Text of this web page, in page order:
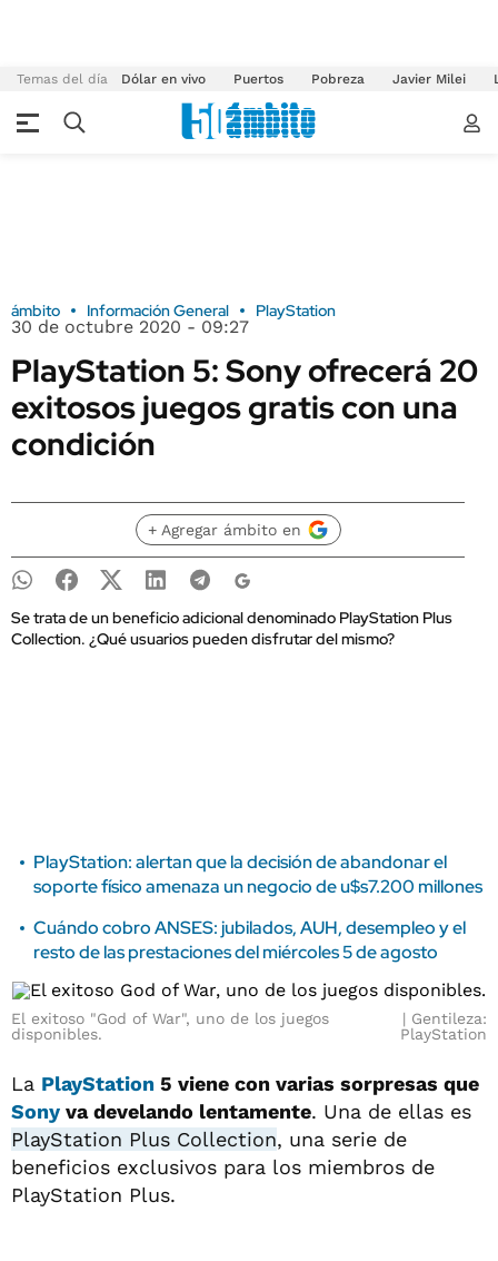
Temas del día Dólar en vivo Puertos Pobreza Javier Milei
ámbito Información General PlayStation
30 de octubre 2020 - 09:27
PlayStation 5: Sony ofrecerá 20
exitosos juegos gratis con una
condición
+ Agregar ámbito en
Se trata de un beneficio adicional denominado PlayStation Plus
Collection. ¿Qué usuarios pueden disfrutar del mismo?
PlayStation: alertan que la decisión de abandonar el
soporte físico amenaza un negocio de u$s7.200 millones
Cuándo cobro ANSES: jubilados, AUH, desempleo y el
resto de las prestaciones del miércoles 5 de agosto
El exitoso "God of War", uno de los juegos
disponibles.
Gentileza:
PlayStation
La PlayStation 5 viene con varias sorpresas que
Sony va develando lentamente. Una de ellas es
PlayStation Plus Collection, una serie de
beneficios exclusivos para los miembros de
PlayStation Plus.